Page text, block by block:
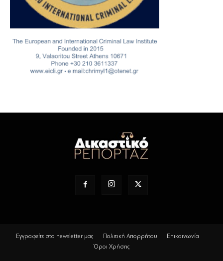
Εγγραφείτε στο newsletter μας Πολιτική Απορρήτου
Επικοινωνία
Όροι Χρήσης